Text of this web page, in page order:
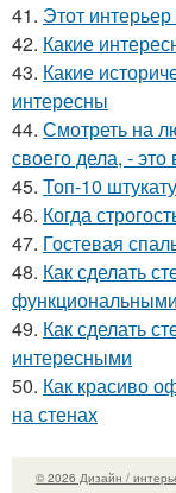
41. Этот
42. Какие
43. Какие
интересны
44. Смотреть на
своего дела, - это
45. Топ-10
46. Когда
47. Гостевая
48. Как сделать
функциональными
49. Как сделать
интересными
50. Как красиво
на стенах
© 2026 Дизайн /